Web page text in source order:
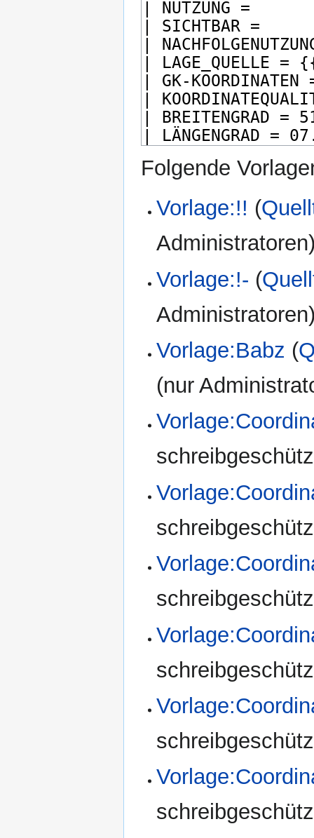
Folgende
Vorlage:!! (
Vorlage:!- (
Vorlage:Babz (
(nur